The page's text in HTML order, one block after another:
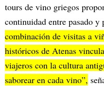
tours de vino griegos
continuidad entre pasado y
combinación de visitas a
históricos de Atenas
viajeros con la cultura
saborear en cada vino”,